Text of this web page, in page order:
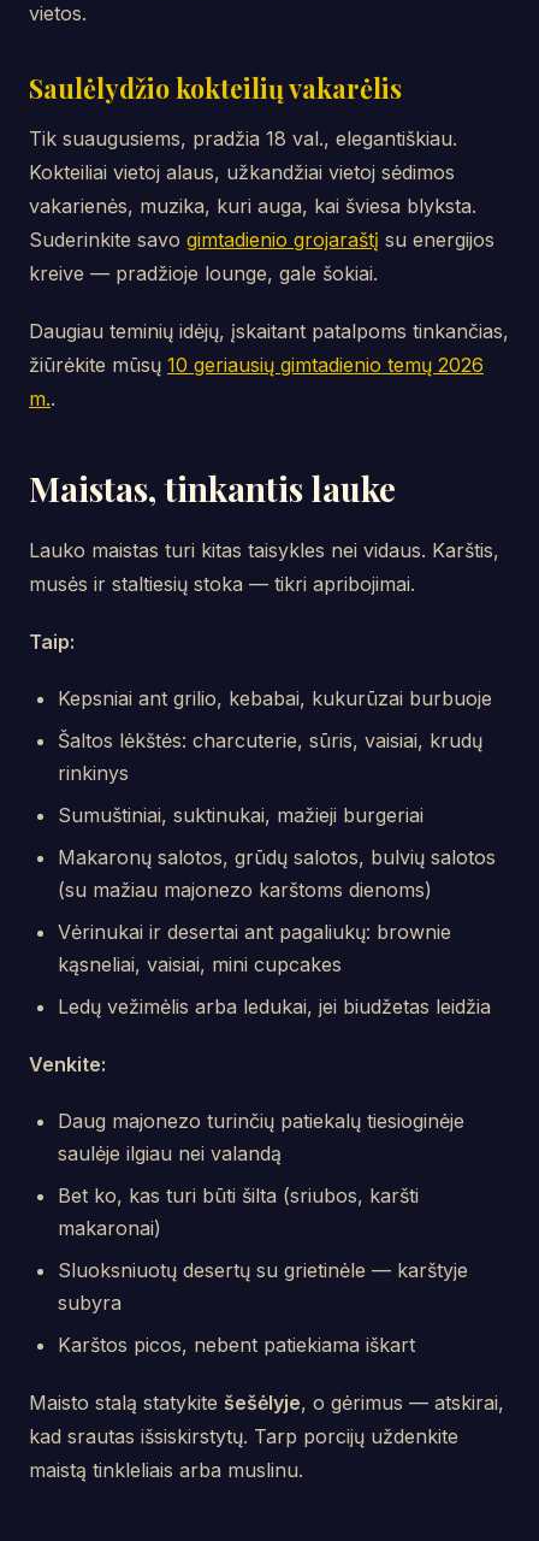
vietos.
Saulėlydžio kokteilių vakarėlis
Tik suaugusiems, pradžia 18 val., elegantiškiau.
Kokteiliai vietoj alaus, užkandžiai vietoj sėdimos
vakarienės, muzika, kuri auga, kai šviesa blyksta.
Suderinkite savo gimtadienio grojaraštį su energijos
kreive — pradžioje lounge, gale šokiai.
Daugiau teminių idėjų, įskaitant patalpoms tinkančias,
žiūrėkite mūsų 10 geriausių gimtadienio temų 2026
m..
Maistas, tinkantis lauke
Lauko maistas turi kitas taisykles nei vidaus. Karštis,
musės ir staltiesių stoka — tikri apribojimai.
Taip:
Kepsniai ant grilio, kebabai, kukurūzai burbuoje
Šaltos lėkštės: charcuterie, sūris, vaisiai, krudų
rinkinys
Sumuštiniai, suktinukai, mažieji burgeriai
Makaronų salotos, grūdų salotos, bulvių salotos
(su mažiau majonezo karštoms dienoms)
Vėrinukai ir desertai ant pagaliukų: brownie
kąsneliai, vaisiai, mini cupcakes
Ledų vežimėlis arba ledukai, jei biudžetas leidžia
Venkite:
Daug majonezo turinčių patiekalų tiesioginėje
saulėje ilgiau nei valandą
Bet ko, kas turi būti šilta (sriubos, karšti
makaronai)
Sluoksniuotų desertų su grietinėle — karštyje
subyra
Karštos picos, nebent patiekiama iškart
Maisto stalą statykite šešėlyje, o gėrimus — atskirai,
kad srautas išsiskirstytų. Tarp porcijų uždenkite
maistą tinkleliais arba muslinu.